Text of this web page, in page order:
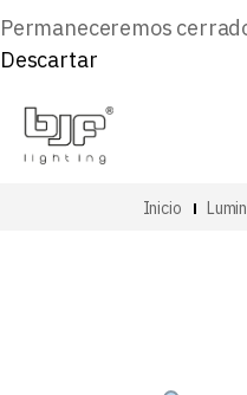
Permaneceremos
Descartar
Inicio